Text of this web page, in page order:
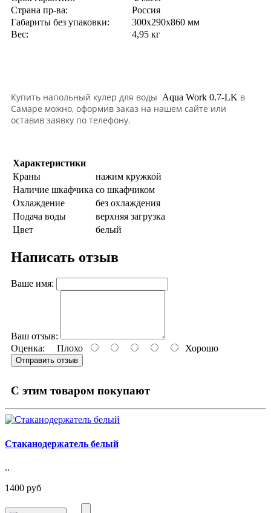
Страна пр-ва:
Россия
Габариты без упаковки:
300х290х860 мм
Вес:
4,95 кг
Купить напольный кулер для воды Aqua Work 0.7-LK в
Самаре можно, оформив заказ на нашем сайте или
оставив заявку по телефону.
Характеристики
Краны
нажим кружкой
Наличие шкафчика со шкафчиком
Охлаждение
без охлаждения
Подача воды
верхняя загрузка
Цвет
белый
Написать отзыв
Ваше имя:
Ваш отзыв:
Оценка: Плохо Хорошо
Отправить отзыв
C этим товаром покупают
Стаканодержатель белый
..
1400 руб